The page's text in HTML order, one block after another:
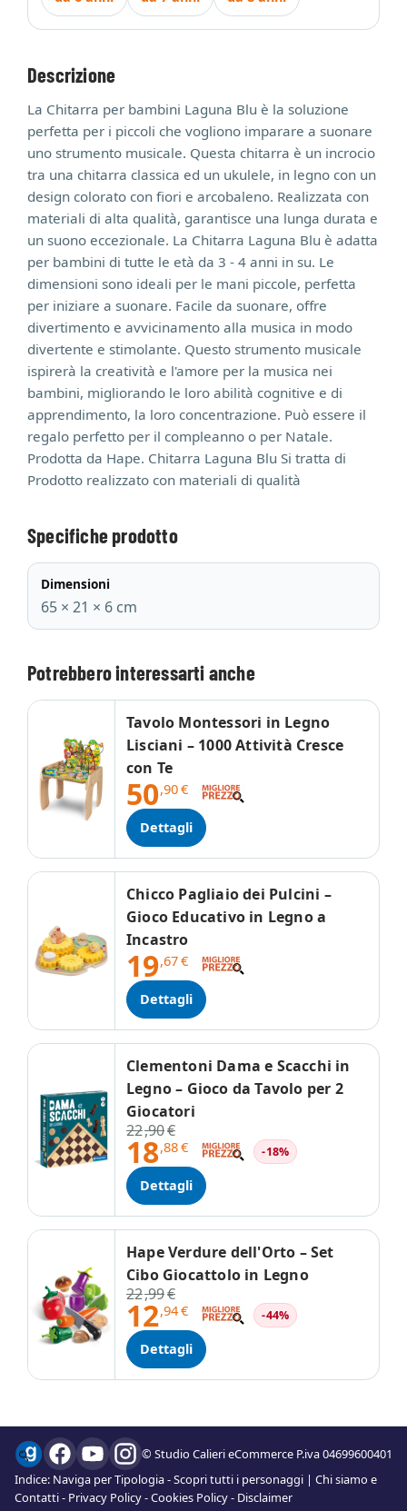
Descrizione
La Chitarra per bambini Laguna Blu è la soluzione
perfetta per i piccoli che vogliono imparare a suonare
uno strumento musicale. Questa chitarra è un incrocio
tra una chitarra classica ed un ukulele, in legno con un
design colorato con fiori e arcobaleno. Realizzata con
materiali di alta qualità, garantisce una lunga durata e
un suono eccezionale. La Chitarra Laguna Blu è adatta
per bambini di tutte le età da 3 - 4 anni in su. Le
dimensioni sono ideali per le mani piccole, perfetta
per iniziare a suonare. Facile da suonare, offre
divertimento e avvicinamento alla musica in modo
divertente e stimolante. Questo strumento musicale
ispirerà la creatività e l'amore per la musica nei
bambini, migliorando le loro abilità cognitive e di
apprendimento, la loro concentrazione. Può essere il
regalo perfetto per il compleanno o per Natale.
Prodotta da Hape. Chitarra Laguna Blu Si tratta di
Prodotto realizzato con materiali di qualità
Specifiche prodotto
Dimensioni
65 × 21 × 6 cm
Potrebbero interessarti anche
Tavolo Montessori in Legno
Lisciani – 1000 Attività Cresce
con Te
50,90€
Dettagli
Chicco Pagliaio dei Pulcini –
Gioco Educativo in Legno a
Incastro
19,67€
Dettagli
Clementoni Dama e Scacchi in
Legno – Gioco da Tavolo per 2
Giocatori
22,90€
18,88€ -18%
Dettagli
Hape Verdure dell'Orto – Set
Cibo Giocattolo in Legno
22,99€
12,94€ -44%
Dettagli
© Studio Calieri eCommerce P.iva 04699600401
Indice: Naviga per Tipologia-Scopri tutti i personaggi | Chi siamo e
Contatti- Privacy Policy-Cookies Policy- Disclaimer